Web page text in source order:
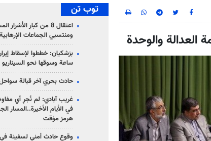
والوحدة
توب تن
اعتقال 8 من كبار
ومنتسبي الجماعات الإرهابية
ساعة وسوقها نحو
حادث بحري آخر قبالة
غريب آبادي: لم نُجرِ أي
في الأيام الأخيرة..المسار
هرمز مؤقت
وقوع حادث أمني لسفينة